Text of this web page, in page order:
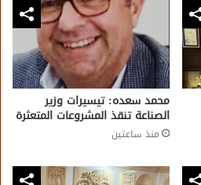
محمد سعده: تيسيرات وزير
الصناعة تنقذ المشروعات المتعثرة
منذ ساعتين